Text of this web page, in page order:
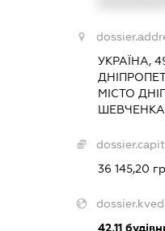
УКРАЇНА,
МІСТО
36 145,20
42.11